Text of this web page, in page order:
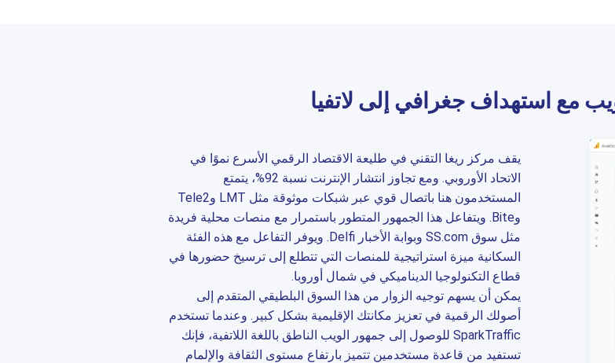
مع استهداف جغرافي إلى لاتفيا
يقف مركز ريغا التقني في طليعة الاقتصاد الرقمي الأسرع نموًا في
الاتحاد الأوروبي. ومع تجاوز انتشار الإنترنت نسبة 92%، يتمتع
المستخدمون هنا باتصال قوي عبر شبكات موثوقة مثل LMT وTele2
وBite. ويتفاعل هذا الجمهور المتطور باستمرار مع منصات محلية فريدة
مثل سوق SS.com وبوابة الأخبار Delfi. ويوفر التفاعل مع هذه الفئة
السكانية ميزة استراتيجية للمنصات التي تتطلع إلى ترسيخ حضورها في
قطاع التكنولوجيا الديناميكي في شمال أوروبا.
يمكن أن يسهم توجيه الزوار من هذا السوق البلطيقي المتقدم إلى
أصولك الرقمية في تعزيز مكانتك الإقليمية بشكل كبير. وعندما تستخدم
SparkTraffic للوصول إلى جمهور الويب الناطق باللغة اللاتفية، فإنك
تستفيد من قاعدة مستخدمين تتميز بارتفاع مستوى الثقافة والإلمام